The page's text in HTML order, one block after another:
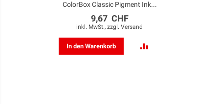
ColorBox Classic Pigment Ink...
9,67 CHF
inkl. MwSt., zzgl. Versand
In den Warenkorb